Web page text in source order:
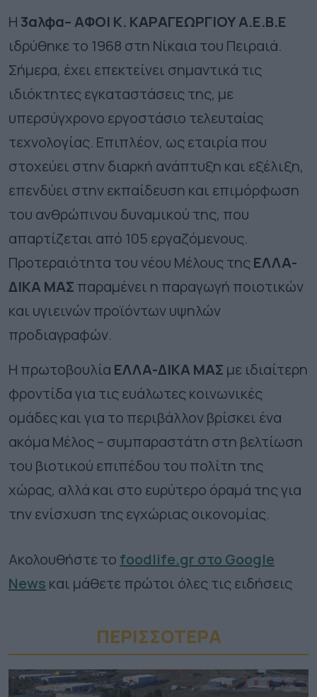
Η 3αλφα– ΑΦΟΙ Κ. ΚΑΡΑΓΕΩΡΓΙΟΥ Α.Ε.Β.Ε
ιδρύθηκε το 1968 στη Νίκαια του Πειραιά.
Σήμερα, έχει επεκτείνει σημαντικά τις
ιδιόκτητες εγκαταστάσεις της, με
υπερσύγχρονο εργοστάσιο τελευταίας
τεχνολογίας. Επιπλέον, ως εταιρία που
στοχεύει στην διαρκή ανάπτυξη και εξέλιξη,
επενδύει στην εκπαίδευση και επιμόρφωση
του ανθρώπινου δυναμικού της, που
απαρτίζεται από 105 εργαζόμενους.
Προτεραιότητα του νέου Μέλους τηςΕΛΛΑ-
ΔΙΚΑ ΜΑΣ παραμένει η παραγωγή ποιοτικών
και υγιεινών προϊόντων υψηλών
προδιαγραφών.
Η πρωτοβουλία ΕΛΛΑ-ΔΙΚΑ ΜΑΣ με ιδιαίτερη
φροντίδα για τις ευάλωτες κοινωνικές
ομάδες και για το περιβάλλον βρίσκει ένα
ακόμα Μέλος – συμπαραστάτη στη βελτίωση
του βιοτικού επιπέδου του πολίτη της
χώρας, αλλά και στο ευρύτερο όραμά της για
την ενίσχυση της εγχώριας οικονομίας.
Ακολουθήστε το foodlife.gr στο Google
News και μάθετε πρώτοι όλες τις ειδήσεις
ΠΕΡΙΣΣΟΤΕΡA